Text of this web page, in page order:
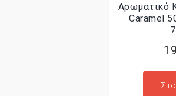
Αρωματικό
Caramel